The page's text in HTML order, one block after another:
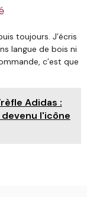
toujours. J’écris
langue de bois ni
c’est que
Adidas :
l'icône